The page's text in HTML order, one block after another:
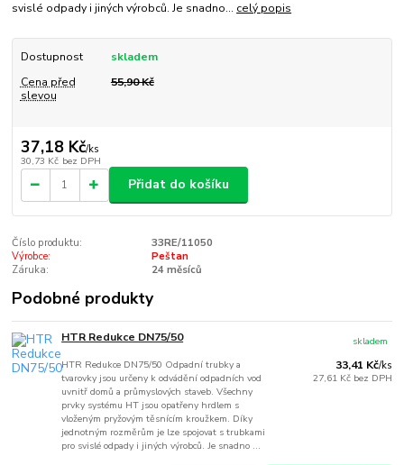
svislé odpady i jiných výrobců. Je snadno... celý popis
Dostupnost
skladem
Cena před
slevou
55,90 Kč
37,18 Kč/ks
30,73 Kč bez DPH
Přidat do košíku
Číslo produktu:
33RE/11050
Výrobce:
Peštan
Záruka:
24 měsíců
Podobné produkty
HTR Redukce DN75/50
HTR Redukce DN75/50 Odpadní trubky a
tvarovky jsou určeny k odvádění odpadních vod
uvnitř domů a průmyslových staveb. Všechny
prvky systému HT jsou opatřeny hrdlem s
vloženým pryžovým těsnícím kroužkem. Díky
jednotným rozměrům je lze spojovat s trubkami
pro svislé odpady i jiných výrobců. Je snadno ...
33,41 Kč/ks
27,61 Kč bez DPH
skladem